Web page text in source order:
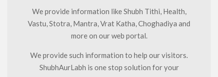
We provide information like Shubh Tithi, Health,
Vastu, Stotra, Mantra, Vrat Katha, Choghadiya and
more on our web portal.
We provide such information to help our visitors.
ShubhAurLabh is one stop solution for your